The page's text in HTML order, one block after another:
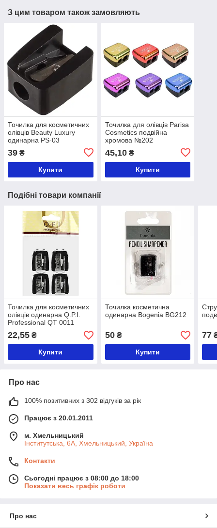
З цим товаром також замовляють
Точилка для косметичних
олівців Beauty Luxury
одинарна PS-03
39 ₴
Купити
Точилка для олівців Parisa
Cosmetics подвійна
хромова №202
45,10₴
Купити
Подібні товари компанії
Точилка для косметичних
олівців одинарна Q.P.I.
Professional QT 0011
22,55 ₴
Купити
Точилка косметична
одинарна Bogenia BG212
50₴
Купити
77
Про нас
100% позитивних з 302 відгуків за рік
Працює з 20.01.2011
м. Хмельницький
Інститутська, 6А, Хмельницький, Україна
Контакти
Сьогодні працює з 08:00 до 18:00
Показати весь графік роботи
Про нас